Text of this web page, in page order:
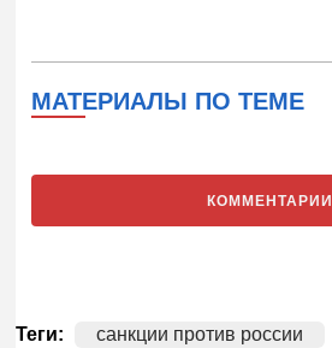
МАТЕРИАЛЫ ПО ТЕМЕ
КОММЕНТАРИИ
Теги: санкции против россии